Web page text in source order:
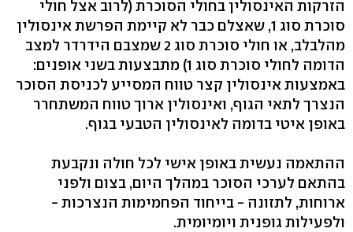
הזרקות האינסולין בחולי הסוכרת (לרוב אצל חולי
סוכרת סוג 1, שאצלם כבר לא קיימת הפרשת אינסולין
מהלבלב, או חולי סוכרת סוג 2 שמצבם הידרדר למצב
הדומה לחולי סוכרת סוג 1) מתבצעות בשני אופנים:
באמצעות אינסולין קצר טווח המסייע לכניסת הסוכר
הנצרך לתאי הגוף, ואינסולין ארוך טווח המשתחרר
באופן איטי בדומה לאינסולין הטבעי בגוף.
ההתאמה נעשית באופן אישי לכל חולה ונקבעת
בהתאם לערכי הסוכר במהלך היום, בצום ולפני
ארוחות, לתזונה - בייחוד הפחמימות הנצרכות -
ולפעילות גופנית ויומיומית.